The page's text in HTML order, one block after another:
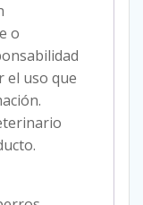
o
el uso que